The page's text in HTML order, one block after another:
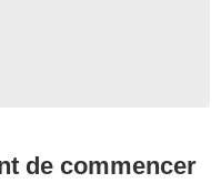
de commencer